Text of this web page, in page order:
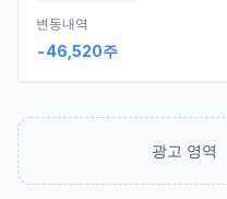
변동내역
-46,520주
광고 영역